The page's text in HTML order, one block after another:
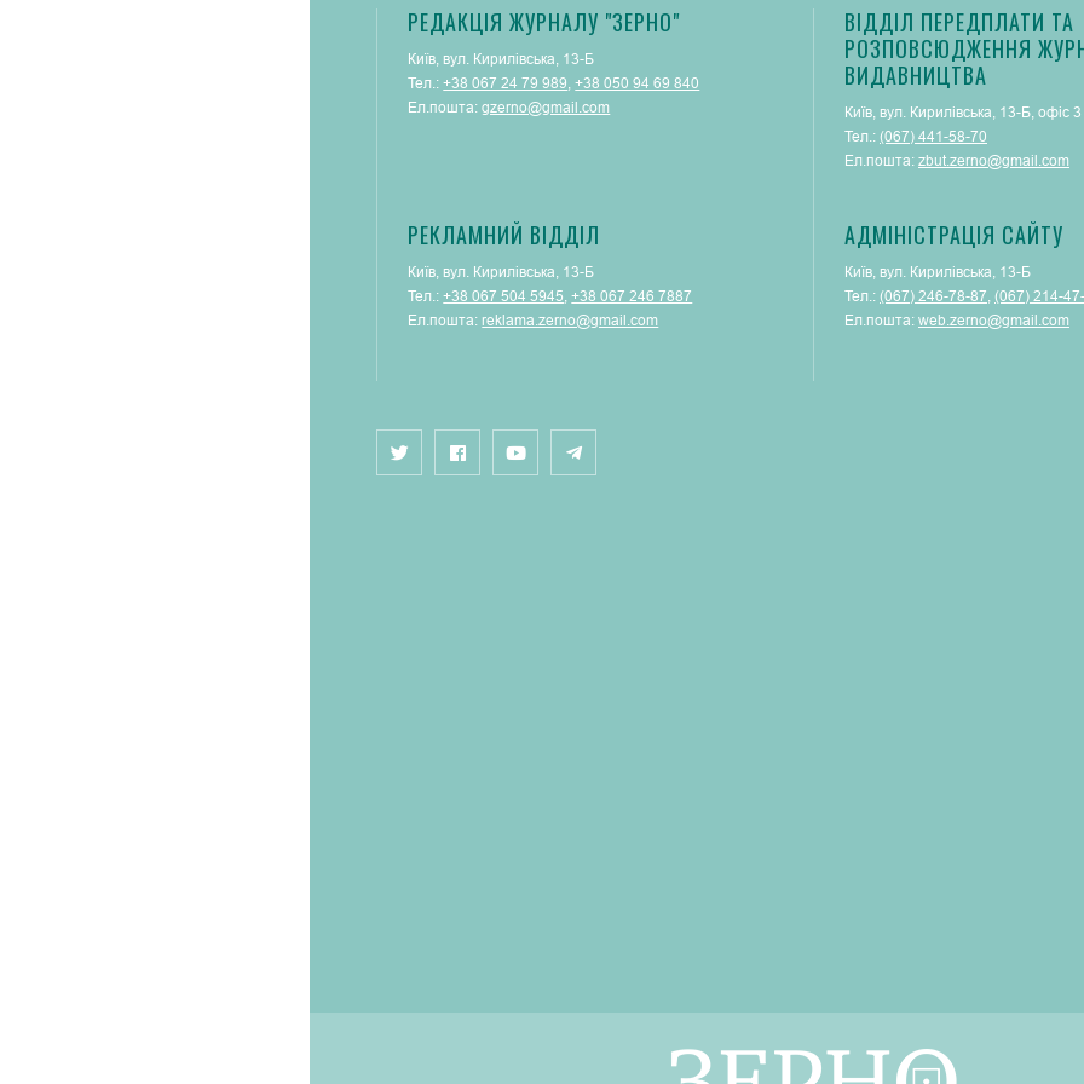
РЕДАКЦІЯ ЖУРНАЛУ "ЗЕРНО"
Київ, вул. Кирилівська, 13-Б
Тел.:+38 067 24 79 989 ,+38 050 94 69 840
Ел.пошта:gzerno@gmail.com
ВІДДІЛ ПЕРЕДПЛАТИ ТА
РОЗПОВСЮДЖЕННЯ
ВИДАВНИЦТВА
Київ, вул. Кирилівська, 13-Б, офіс 3
Тел.: (067) 441-58-70
Ел.пошта: zbut.zerno@gmail.com
РЕКЛАМНИЙ ВІДДІЛ
Київ, вул. Кирилівська, 13-Б
Тел.:+38 067 504 5945 ,+38 067 246 7887
Ел.пошта:reklama.zerno@gmail.com
АДМІНІСТРАЦІЯ САЙТУ
Київ, вул. Кирилівська, 13-Б
Тел.: (‎067) 246-78-87 (067) 214-
Ел.пошта: web.zerno@gmail.com